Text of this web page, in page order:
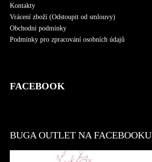
Kontakty
Vrácení zboží (Odstoupit od smlouvy)
Obchodní podmínky
Podmínky pro zpracování osobních údajů
FACEBOOK
BUGA OUTLET NA FACEBOOKU